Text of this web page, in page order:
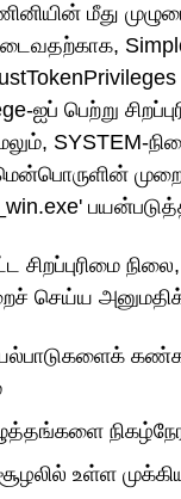
மீது
ஐப் பெற்று
SYSTEM-
சிறப்புரிமை
செய்ய
உள்ள